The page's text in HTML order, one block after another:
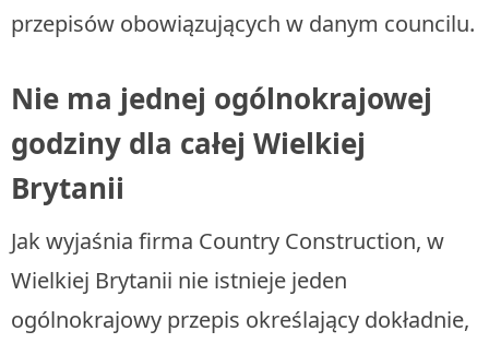
przepisów obowiązujących w danym councilu.
Nie ma jednej ogólnokrajowej
godziny dla całej Wielkiej
Brytanii
Jak wyjaśnia firma Country Construction, w
Wielkiej Brytanii nie istnieje jeden
ogólnokrajowy przepis określający dokładnie,